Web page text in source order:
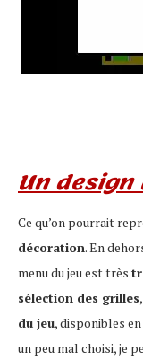
Un
Ce qu’on pourrait
décoration. En
menu du jeu est très
sélection des grilles
du jeu, disponibles
un peu mal choisi, je